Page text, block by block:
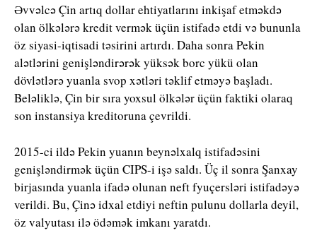
Əvvəlcə Çin artıq dollar ehtiyatlarını inkişaf etməkdə
olan ölkələrə kredit vermək üçün istifadə etdi və bununla
öz siyasi-iqtisadi təsirini artırdı. Daha sonra Pekin
alətlərini genişləndirərək yüksək borc yükü olan
dövlətlərə yuanla svop xətləri təklif etməyə başladı.
Beləliklə, Çin bir sıra yoxsul ölkələr üçün faktiki olaraq
son instansiya kreditoruna çevrildi.
2015-ci ildə Pekin yuanın beynəlxalq istifadəsini
genişləndirmək üçün CIPS-i işə saldı. Üç il sonra Şanxay
birjasında yuanla ifadə olunan neft fyuçersləri istifadəyə
verildi. Bu, Çinə idxal etdiyi neftin pulunu dollarla deyil,
öz valyutası ilə ödəmək imkanı yaratdı.